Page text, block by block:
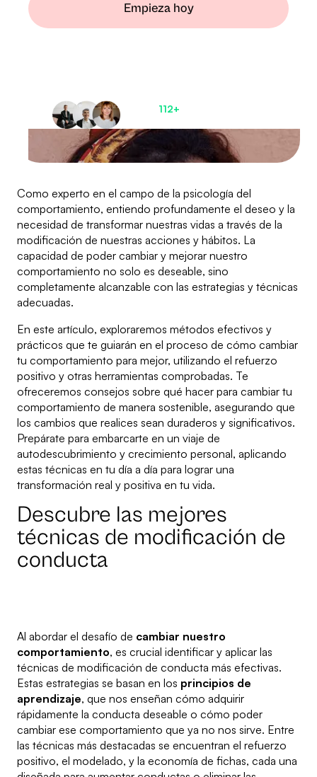
Empieza hoy
112+
Como experto en el campo de la psicología del
comportamiento, entiendo profundamente el deseo y la
necesidad de transformar nuestras vidas a través de la
modificación de nuestras acciones y hábitos. La
capacidad de poder cambiar y mejorar nuestro
comportamiento no solo es deseable, sino
completamente alcanzable con las estrategias y técnicas
adecuadas.
En este artículo, exploraremos métodos efectivos y
prácticos que te guiarán en el proceso de cómo cambiar
tu comportamiento para mejor, utilizando el refuerzo
positivo y otras herramientas comprobadas. Te
ofreceremos consejos sobre qué hacer para cambiar tu
comportamiento de manera sostenible, asegurando que
los cambios que realices sean duraderos y significativos.
Prepárate para embarcarte en un viaje de
autodescubrimiento y crecimiento personal, aplicando
estas técnicas en tu día a día para lograr una
transformación real y positiva en tu vida.
Descubre las mejores
técnicas de modificación de
conducta
Al abordar el desafío de cambiar nuestro
comportamiento, es crucial identificar y aplicar las
técnicas de modificación de conducta más efectivas.
Estas estrategias se basan en los principios de
aprendizaje, que nos enseñan cómo adquirir
rápidamente la conducta deseable o cómo poder
cambiar ese comportamiento que ya no nos sirve. Entre
las técnicas más destacadas se encuentran el refuerzo
positivo, el modelado, y la economía de fichas, cada una